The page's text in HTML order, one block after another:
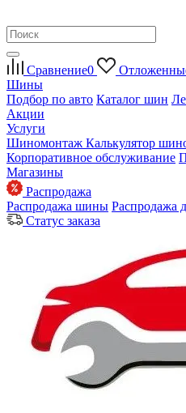
Сравнение0
Шины
Подбор по авто Каталог шин
Акции
Услуги
Шиномонтаж Калькулятор
Корпоративное обслуживание
Магазины
Распродажа
Распродажа шины Распродажа
Статус заказа